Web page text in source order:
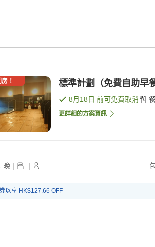
！ 標準計劃（免費自助早
8月18日 前可免費取消
更詳細的方案資訊
晚 | |
以享 HK$127.66 OFF